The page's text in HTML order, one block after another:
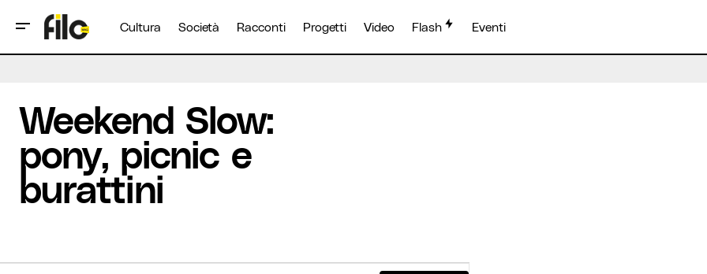
Cultura Società Racconti Progetti Video Flash Eventi
Weekend Slow:
pony, picnic e
burattini